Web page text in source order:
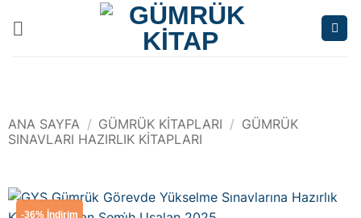
ANA SAYFA / GÜMRÜK KITAPLARI / GÜMRÜK
SINAVLARI HAZIRLIK KITAPLARI
-36% İndirim